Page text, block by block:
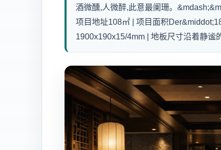
酒微醺,人微醉,此意最阑珊。
项目地址108㎡ | 项目面积
1900x190x15/4mm | 地板尺寸沿着静谧